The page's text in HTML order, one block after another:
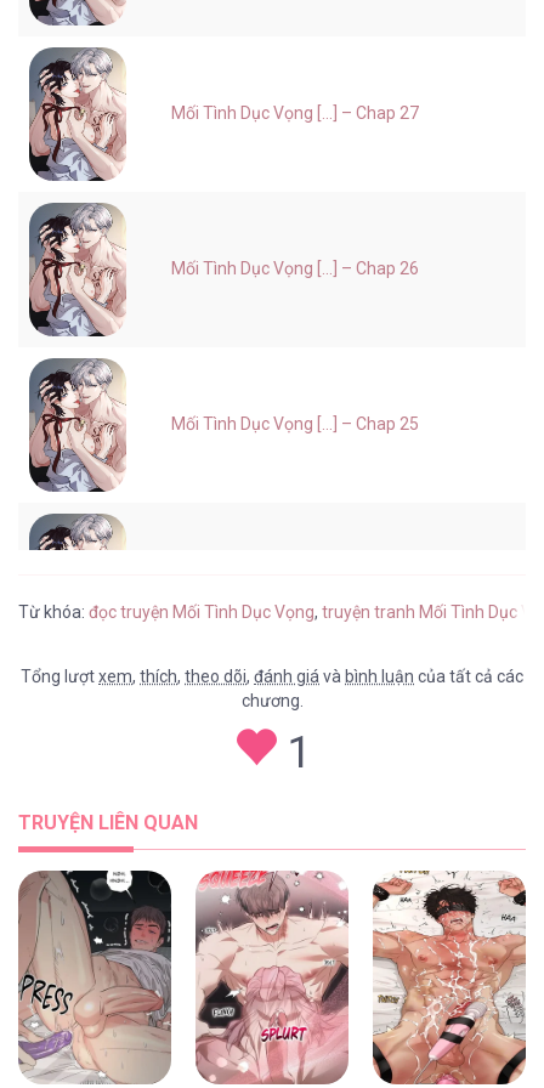
Mối Tình Dục Vọng [...] – Chap 27
Mối Tình Dục Vọng [...] – Chap 26
Mối Tình Dục Vọng [...] – Chap 25
Mối Tình Dục Vọng [...] – Chap 23
Mối Tình Dục Vọng [...] – Chap 22
Mối Tình Dục Vọng [...] – Chap 21
Từ khóa: đọc truyện Mối Tình Dục Vọng, truyện tranh Mối Tình Dục
Tổng lượtxem, thích, theo dõi, đánh giá và bình luận của tất cả các
chương.
1
TRUYỆN LIÊN QUAN